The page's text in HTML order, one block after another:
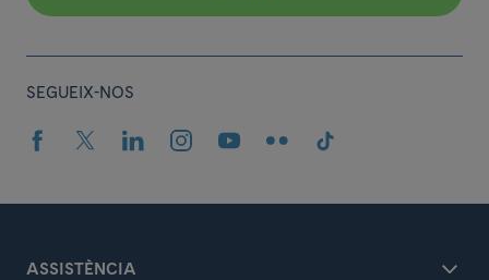
SEGUEIX-NOS
ASSISTÈNCIA